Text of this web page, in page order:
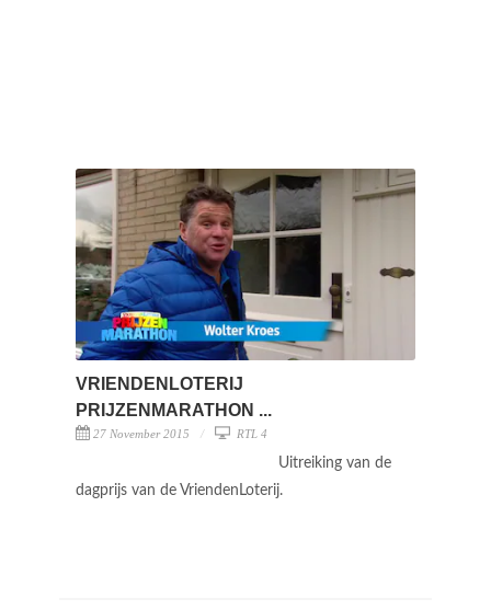
VRIENDENLOTERIJ
PRIJZENMARATHON ...
27 November 2015 RTL 4
Uitreiking van de
dagprijs van de VriendenLoterij.